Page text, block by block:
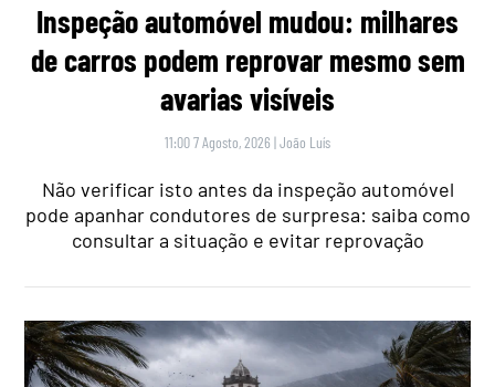
Inspeção automóvel mudou: milhares
de carros podem reprovar mesmo sem
avarias visíveis
11:00 7 Agosto, 2026 |João Luís
Não verificar isto antes da inspeção automóvel
pode apanhar condutores de surpresa: saiba como
consultar a situação e evitar reprovação